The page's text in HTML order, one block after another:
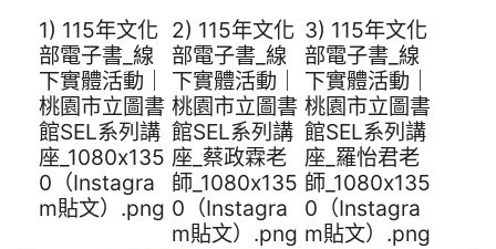
1) 115年文化
部電子書_線
下實體活動｜
桃園市立圖書
館SEL系列講
座_1080x135
0（Instagra
m貼文）.png
2) 115年文化
部電子書_線
下實體活動｜
桃園市立圖書
館SEL系列講
座_蔡政霖老
師_1080x135
0（Instagra
m貼文）.png
3) 115年文化
部電子書_線
下實體活動｜
桃園市立圖書
館SEL系列講
座_羅怡君老
師_1080x135
0（Instagra
m貼文）.png